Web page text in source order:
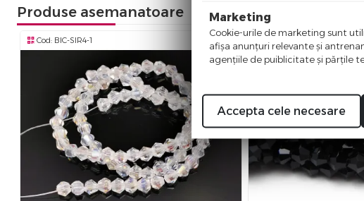
Produse asemanatoare
Cod: BIC-SIR4-1 Cod: BIC-SIR4-2
Marketing
Cookie-urile de marketing sunt
afişa anunţuri relevante şi
agenţiile de puiblicitate şi părţile
Accepta cele necesare